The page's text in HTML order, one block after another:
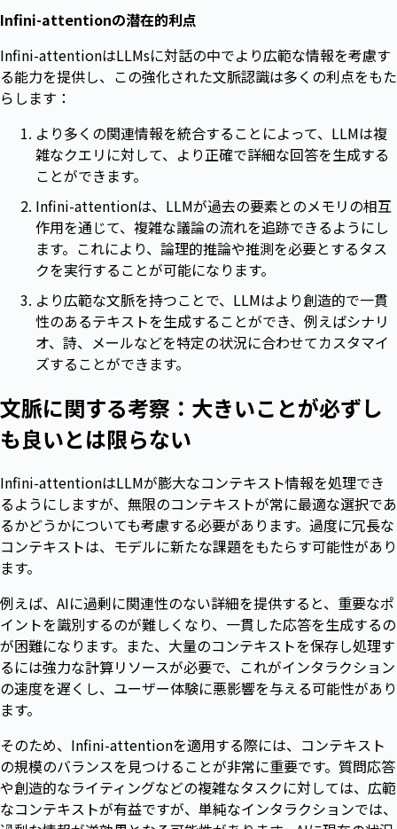
Infini-attentionの潜在的利点
Infini-attentionはLLMsに対話の中でより広範な情報を考慮す
る能力を提供し、この強化された文脈認識は多くの利点をもた
らします：
より多くの関連情報を統合することによって、LLMは複
雑なクエリに対して、より正確で詳細な回答を生成する
ことができます。
Infini-attentionは、LLMが過去の要素とのメモリの相互
作用を通じて、複雑な議論の流れを追跡できるようにし
ます。これにより、論理的推論や推測を必要とするタス
クを実行することが可能になります。
より広範な文脈を持つことで、LLMはより創造的で一貫
性のあるテキストを生成することができ、例えばシナリ
オ、詩、メールなどを特定の状況に合わせてカスタマイ
ズすることができます。
文脈に関する考察：大きいことが必ずし
も良いとは限らない
Infini-attentionはLLMが膨大なコンテキスト情報を処理でき
るようにしますが、無限のコンテキストが常に最適な選択であ
るかどうかについても考慮する必要があります。過度に冗長な
コンテキストは、モデルに新たな課題をもたらす可能性があり
ます。
例えば、AIに過剰に関連性のない詳細を提供すると、重要なポ
イントを識別するのが難しくなり、一貫した応答を生成するの
が困難になります。また、大量のコンテキストを保存し処理す
るには強力な計算リソースが必要で、これがインタラクション
の速度を遅くし、ユーザー体験に悪影響を与える可能性があり
ます。
そのため、Infini-attentionを適用する際には、コンテキスト
の規模のバランスを見つけることが非常に重要です。質問応答
や創造的なライティングなどの複雑なタスクに対しては、広範
なコンテキストが有益ですが、単純なインタラクションでは、